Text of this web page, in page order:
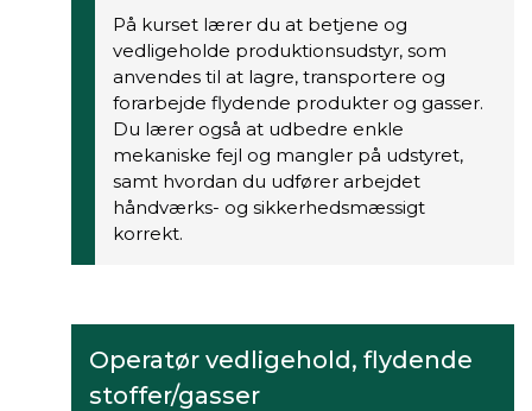
På kurset lærer du at betjene og
vedligeholde produktionsudstyr, som
anvendes til at lagre, transportere og
forarbejde flydende produkter og gasser.
Du lærer også at udbedre enkle
mekaniske fejl og mangler på udstyret,
samt hvordan du udfører arbejdet
håndværks- og sikkerhedsmæssigt
korrekt.
Operatør vedligehold, flydende
stoffer/gasser